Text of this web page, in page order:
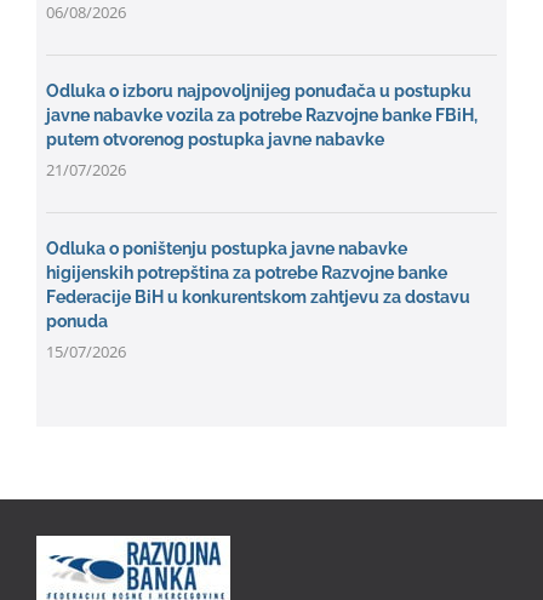
06/08/2026
Odluka o izboru najpovoljnijeg ponuđača u postupku
javne nabavke vozila za potrebe Razvojne banke FBiH,
putem otvorenog postupka javne nabavke
21/07/2026
Odluka o poništenju postupka javne nabavke
higijenskih potrepština za potrebe Razvojne banke
Federacije BiH u konkurentskom zahtjevu za dostavu
ponuda
15/07/2026